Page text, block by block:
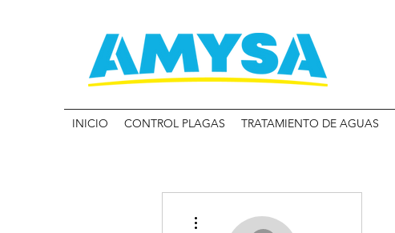
INICIO CONTROL PLAGAS TRATAMIENTO DE AGUAS